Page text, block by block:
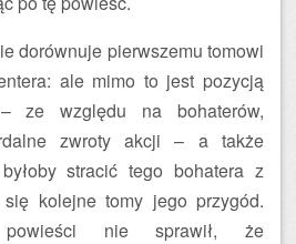
dorównuje pierwszemu tomowi
ale mimo to jest pozycją
ze względu na bohaterów,
zwroty akcji – a także
stracić tego bohatera z
kolejne tomy jego przygód.
nie sprawił, że